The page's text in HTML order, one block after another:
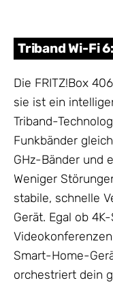
Triband Wi-Fi
Die FRITZ!Box
sie ist ein
Triband-
Funkbänder
GHz-Bänder und
Weniger
stabile, schnelle
Gerät. Egal ob
Smart-Home-
orchestriert dein